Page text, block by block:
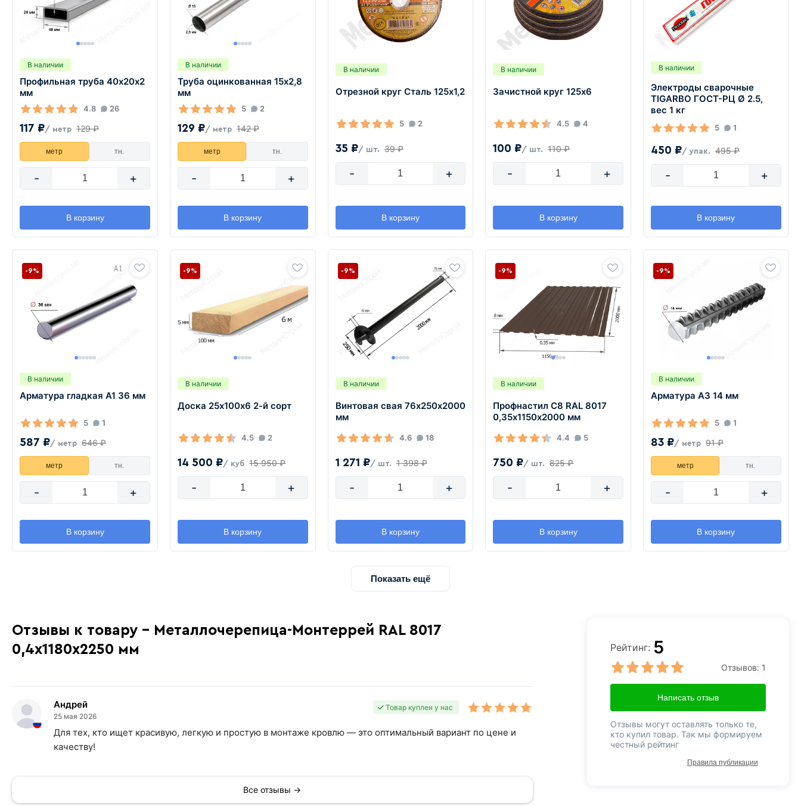
В наличии
Профильная труба 40х20х2
мм
4.8 26
117 ₽/ метр 129 ₽
метр тн.
- +
В корзину
В наличии
Труба оцинкованная 15х2,8
мм
5 2
129 ₽/ метр 142 ₽
метр тн.
- +
В корзину
В наличии
Отрезной круг Сталь 125х1,2
5 2
35 ₽/ шт. 39 ₽
- +
В корзину
В наличии
Зачистной круг 125х6
4.5 4
100 ₽/ шт. 110 ₽
- +
В корзину
В наличии
Электроды сварочные
TIGARBO ГОСТ-РЦ Ø 2.5,
вес 1 кг
5 1
450 ₽/ упак. 495 ₽
- +
В корзину
В наличии
Арматура гладкая А1 36 мм
5 1
587 ₽/ метр 646 ₽
-9%
метр тн.
- +
В корзину
В наличии
Доска 25х100х6 2-й сорт
4.5 2
14 500 ₽/ куб 15 950 ₽
-9%
- +
В корзину
В наличии
Винтовая свая 76х250х2000
мм
4.6 18
1 271 ₽/ шт. 1 398 ₽
-9%
- +
В корзину
В наличии
Профнастил С8 RAL 8017
0,35х1150х2000 мм
4.4 5
750 ₽/ шт. 825 ₽
-9%
- +
В корзину
В наличии
Арматура А3 14 мм
5 1
83 ₽/ метр 91 ₽
-9%
метр тн.
- +
В корзину
Показать ещё
Отзывы к товару - Металлочерепица-Монтеррей RAL 8017
0,4х1180х2250 мм
Андрей
25 мая 2026
Товар куплен у нас
Для тех, кто ищет красивую, легкую и простую в монтаже кровлю — это оптимальный вариант по цене и
качеству!
Все отзывы →
Рейтинг: 5
Отзывов: 1
Написать отзыв
Отзывы могут оставлять только те,
кто купил товар. Так мы формируем
честный рейтинг
Правила публикации